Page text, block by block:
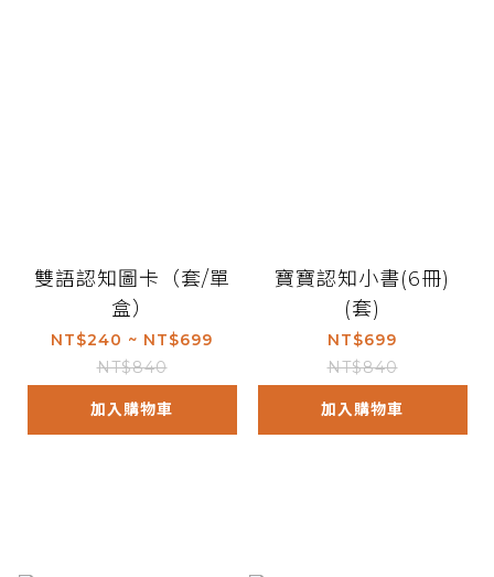
雙語認知圖卡（套/單
盒）
NT$240 ~ NT$699
NT$840
加入購物車
寶寶認知小書(6冊)
(套)
NT$699
NT$840
加入購物車